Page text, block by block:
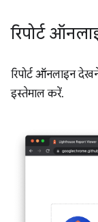
रिपोर्ट
रिपोर्ट ऑनलाइन
इस्तेमाल करें.